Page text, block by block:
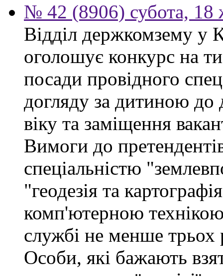
№ 42 (8906) субота, 18
Відділ держкомзему у
оголошує конкурс на
посади провідного
догляду за дитиною до
віку та заміщення
Вимоги до
спеціальністю
"геодезія та
комп'ютерною
службі не менше трьох
Особи, які бажають